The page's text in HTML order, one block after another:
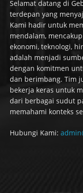
Selamat datang di
terdepan yang
Kami hadir untuk
mendalam,
ekonomi, teknologi,
adalah menjadi
dengan komitmen
dan berimbang. Tim
bekerja keras untuk
dari berbagai sudut
memahami konteks
Hubungi Kami: